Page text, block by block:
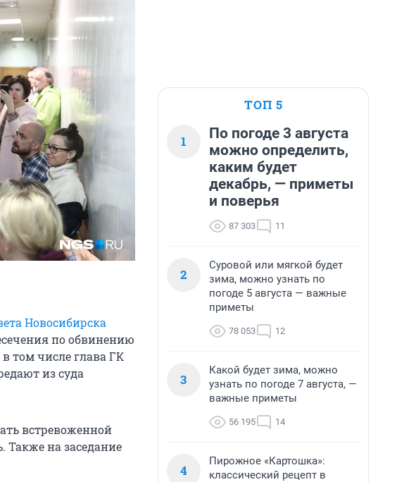
Новосибирска
по обвинению
том числе глава ГК
из суда
встревоженной
Также на заседание
ТОП 5
1
По погоде 3 августа
можно определить,
каким будет
декабрь, — приметы
и поверья
87 303 11
2
Суровой или мягкой будет
зима, можно узнать по
погоде 5 августа — важные
приметы
78 053 12
3
Какой будет зима, можно
узнать по погоде 7 августа, —
важные приметы
56 195 14
4
Пирожное «Картошка»:
классический рецепт в